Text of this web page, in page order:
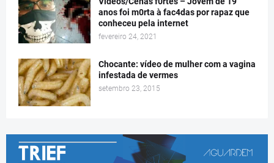
anos foi m0rta à fac4das por rapaz que
conheceu pela internet
fevereiro 24, 2021
Chocante: vídeo de mulher com a vagina
infestada de vermes
setembro 23, 2015